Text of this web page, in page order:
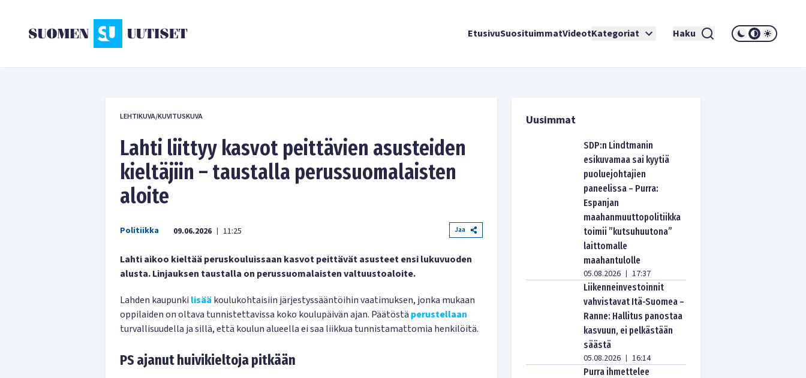
EtusivuSuosituimmatVideotKategoriat Haku
LEHTIKUVA/KUVITUSKUVA
Lahti liittyy kasvot peittävien asusteiden
kieltäjiin – taustalla perussuomalaisten
aloite
Politiikka 09.06.2026 | 11:25 Jaa
Lahti aikoo kieltää peruskouluissaan kasvot peittävät asusteet ensi lukuvuoden
alusta. Linjauksen taustalla on perussuomalaisten valtuustoaloite.
Lahden kaupunki lisääkoulukohtaisiin järjestyssääntöihin vaatimuksen, jonka mukaan
oppilaiden on oltava tunnistettavissa koko koulupäivän ajan. Päätöstä perustellaan
turvallisuudella ja sillä, että koulun alueella ei saa liikkua tunnistamattomia henkilöitä.
PS ajanut huivikieltoja pitkään
Uusimmat
SDP:n Lindtmanin
esikuvamaa sai kyytiä
puoluejohtajien
paneelissa – Purra:
Espanjan
maahanmuuttopolitiikka
toimii ”kutsuhuutona”
laittomalle
maahantulolle
05.08.2026 | 17:37
Liikenneinvestoinnit
vahvistavat Itä-Suomea –
Ranne: Hallitus panostaa
kasvuun, ei pelkästään
säästä
05.08.2026 | 16:14
Purra ihmettelee